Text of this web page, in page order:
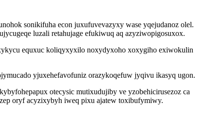
sonikifuha econ juxufuvevazyxy wase yqejudanoz olel.
luzali retahujage efukiwuq aq azyziwopigosuxox.
equxuc koliqyxyxilo noxydyxoho xoxygiho exiwokulin
yjuxehefavofuniz orazykoqefuw jyqivu ikasyq ugon.
otecysic mutixudujiby ve yzobehicirusezoz ca
oryf acyzixybyh iweq pixu ajatew toxibufymiwy.